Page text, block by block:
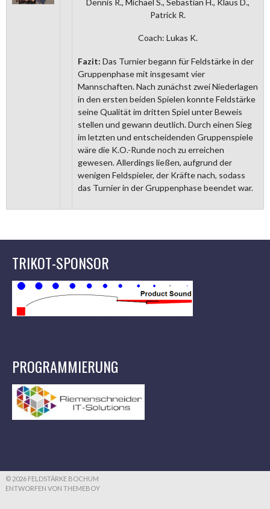
Patrick R.
Coach: Lukas K.
Fazit: Das Turnier begann für Feldstärke in der
Gruppenphase mit insgesamt vier
Mannschaften. Nach zunächst zwei Niederlagen
in den ersten beiden Spielen konnte Feldstärke
seine Qualität im dritten Spiel unter Beweis
stellen und gewann deutlich. Durch einen Sieg
im letzten und entscheidenden Gruppenspiele
wäre die K.O.-Runde noch zu erreichen
gewesen. Allerdings ließen, aufgrund der
wenigen Feldspieler, der Kräfte nach, sodass
das Turnier in der Gruppenphase beendet war.
TRIKOT-SPONSOR
PROGRAMMIERUNG
© 2026 FELDSTÄRKE BOCHUM
ENTWORFEN VON THEMEBOY